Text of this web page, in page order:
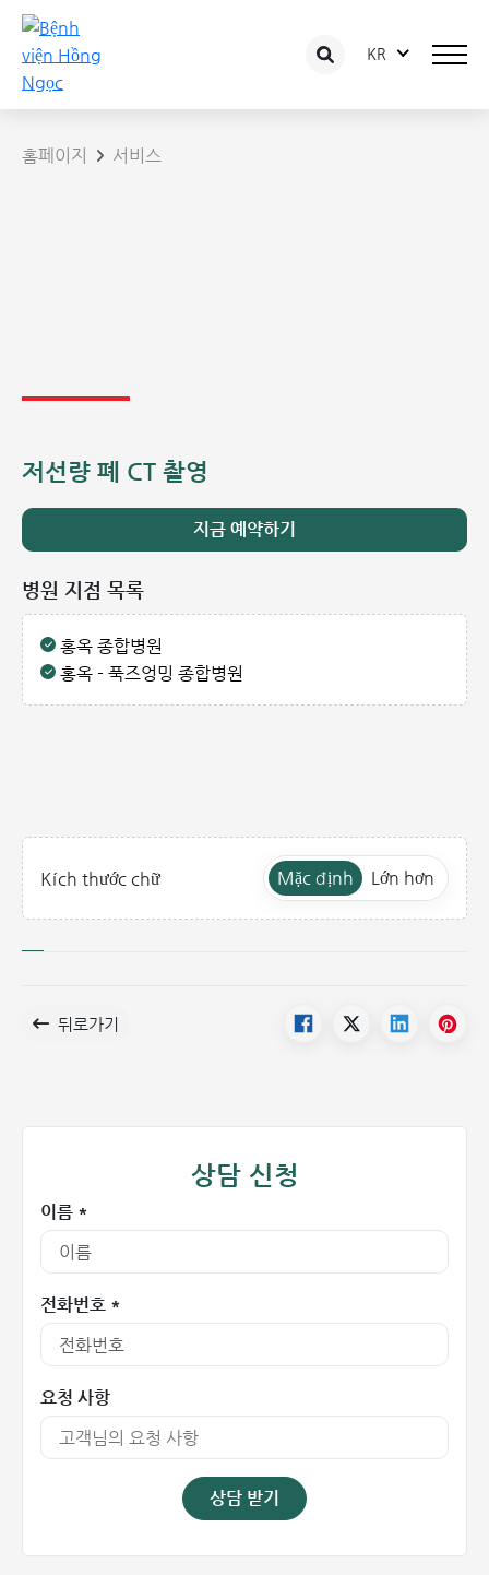
KR
홈페이지 서비스
저선량 폐 CT 촬영
지금 예약하기
병원 지점 목록
홍옥 종합병원
홍옥 - 푹즈엉밍 종합병원
Kích thước chữ Mặc định Lớn hơn
뒤로가기
상담 신청
이름 *
전화번호 *
요청 사항
상담 받기